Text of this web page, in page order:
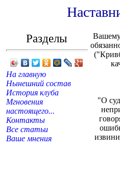
Разделы
На главную
Нынешний состав
История клуба
Мгновения
настоящего...
Контакты
Все статьи
Ваше мнения
"О